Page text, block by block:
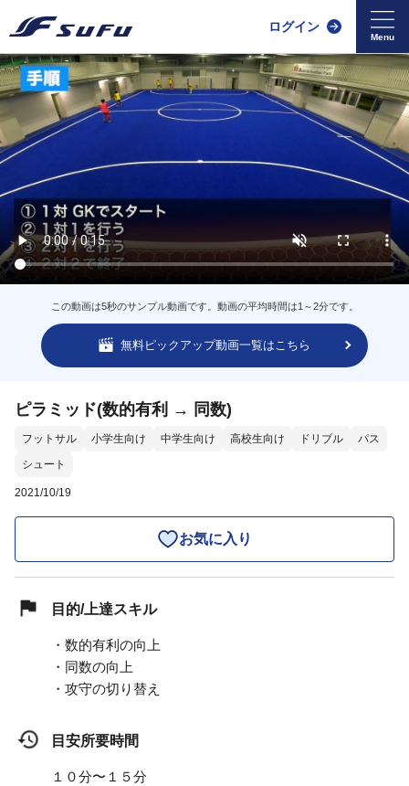
ログイン
この動画は5秒のサンプル動画です。動画の平均時間は1～2分です。
無料ピックアップ動画一覧はこちら
ピラミッド(数的有利 → 同数)
フットサル 小学生向け 中学生向け 高校生向け ドリブル
パス
シュート
2021/10/19
お気に入り
目的/上達スキル
・数的有利の向上
・同数の向上
・攻守の切り替え
目安所要時間
１０分〜１５分